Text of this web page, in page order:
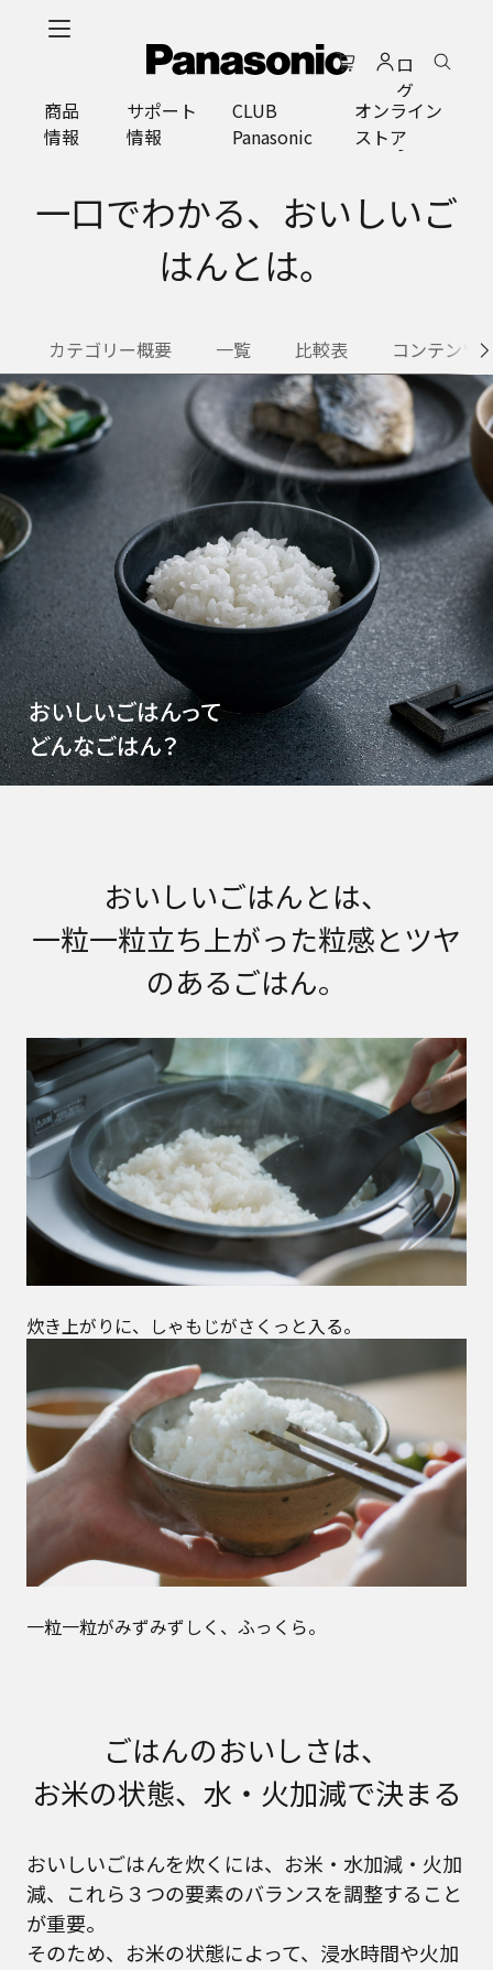
ロ
グ
イ
ン
商品
情報
サポート
情報
CLUB
Panasonic
オンライン
ストア
一口でわかる、おいしいご
はんとは。
カテゴリー概要 一覧 比較表 コンテンツ
おいしいごはんとは、
一粒一粒立ち上がった粒感とツヤ
のあるごはん。
炊き上がりに、しゃもじがさくっと入る。
一粒一粒がみずみずしく、ふっくら。
ごはんのおいしさは、
お米の状態、水・火加減で決まる
おいしいごはんを炊くには、お米・水加減・火加
減、これら３つの要素のバランスを調整すること
が重要。
そのため、お米の状態によって、浸水時間や火加